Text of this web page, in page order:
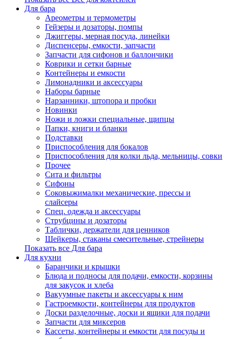
Для бара
Ареометры и термометры
Гейзеры и дозаторы, помпы
Джиггеры, мерная посуда, линейки
Диспенсеры, емкости, запчасти
Запчасти для сифонов и баллончики
Коврики и сетки барные
Контейнеры и емкости
Лимонадники и аксессуары
Наборы барные
Нарзанники, штопора и пробки
Новинки
Ножи и ложки специальные, щипцы
Папки, книги и бланки
Подставки
Приспособления для бокалов
Приспособления для колки льда, мельницы, совки
Прочее
Сита и фильтры
Сифоны
Соковыжималки механические, прессы и
слайсеры
Спец. одежда и аксессуары
Струбцины и дозаторы
Таблички, держатели для ценников
Шейкеры, стаканы смесительные, стрейнеры
Показать все Для бара
Для кухни
Баранчики и крышки
Блюда и подносы для подачи, емкости, корзины
для закусок и хлеба
Вакуумные пакеты и аксессуары к ним
Гастроемкости, контейнеры для продуктов
Доски разделочные, доски и ящики для подачи
Запчасти для миксеров
Кассеты, контейнеры и емкости для посуды и